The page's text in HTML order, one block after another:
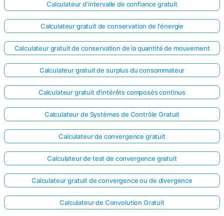
Calculateur d'intervalle de confiance gratuit
Calculateur gratuit de conservation de l'énergie
Calculateur gratuit de conservation de la quantité de mouvement
Calculateur gratuit de surplus du consommateur
Calculateur gratuit d'intérêts composés continus
Calculateur de Systèmes de Contrôle Gratuit
Calculateur de convergence gratuit
Calculateur de test de convergence gratuit
Calculateur gratuit de convergence ou de divergence
Calculateur de Convolution Gratuit